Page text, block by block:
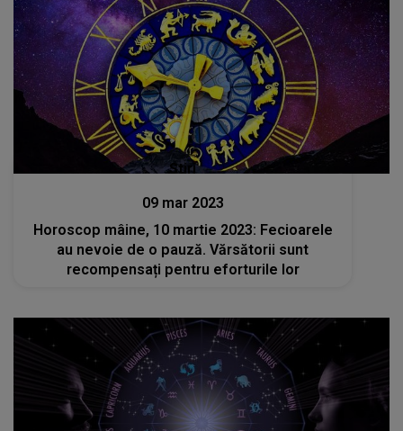
Stiri
09 mar 2023
Horoscop mâine, 10 martie 2023: Fecioarele
au nevoie de o pauză. Vărsătorii sunt
recompensați pentru eforturile lor